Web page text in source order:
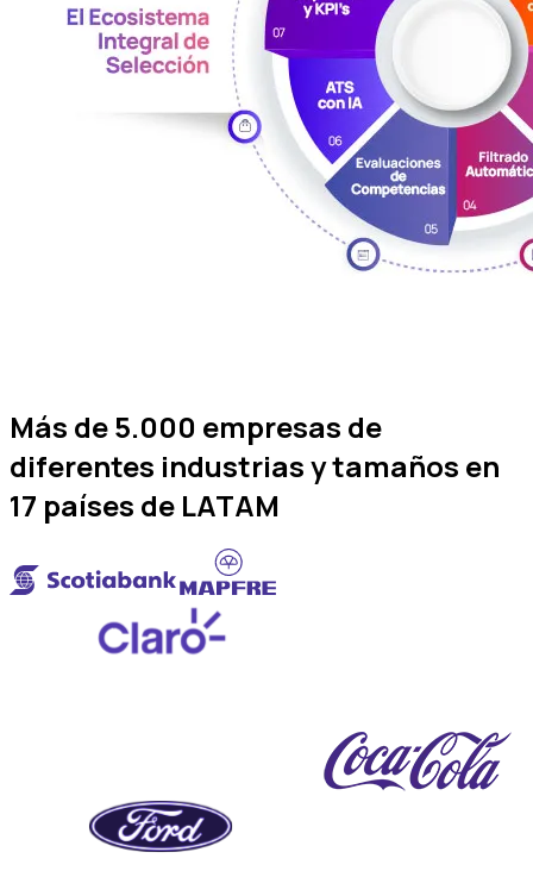
Más de5.000 empresas de
diferentes industrias y tamaños en
17 países de LATAM